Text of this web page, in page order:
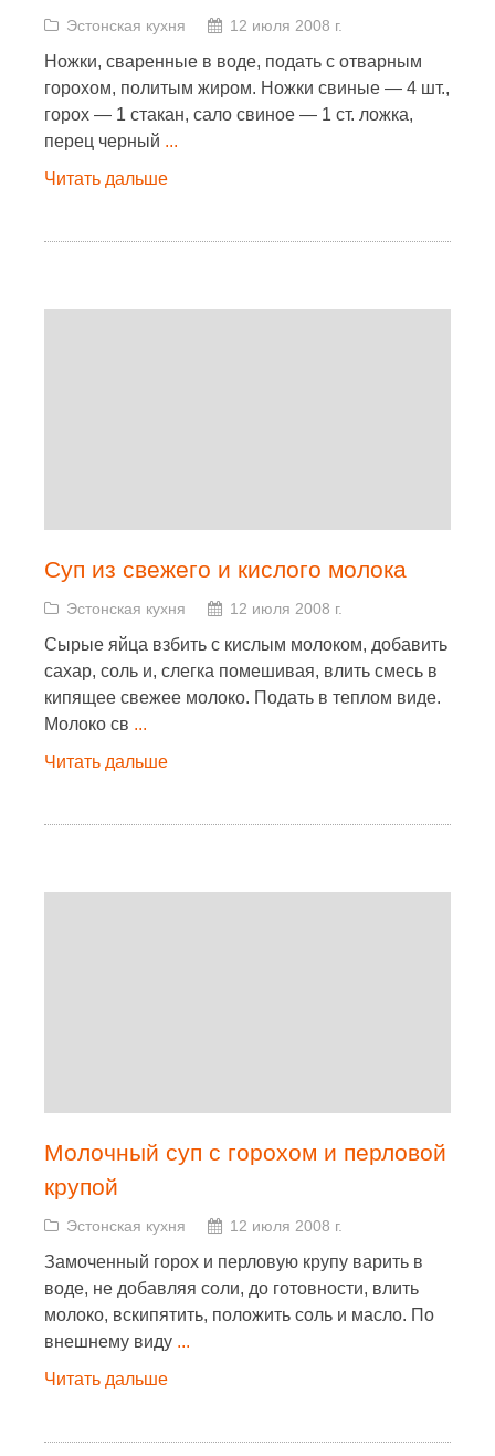
Эстонская кухня 12 июля 2008 г.
Ножки, сваренные в воде, подать с отварным
горохом, политым жиром. Ножки свиные — 4 шт.,
горох — 1 стакан, сало свиное — 1 ст. ложка,
перец черный ...
Читать дальше
Суп из свежего и кислого молока
Эстонская кухня 12 июля 2008 г.
Сырые яйца взбить с кислым молоком, добавить
сахар, соль и, слегка помешивая, влить смесь в
кипящее свежее молоко. Подать в теплом виде.
Молоко св ...
Читать дальше
Молочный суп с горохом и перловой
крупой
Эстонская кухня 12 июля 2008 г.
Замоченный горох и перловую крупу варить в
воде, не добавляя соли, до готовности, влить
молоко, вскипятить, положить соль и масло. По
внешнему виду ...
Читать дальше